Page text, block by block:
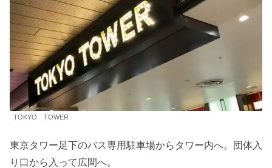
TOKYO TOWER
東京タワー足下のバス専用駐車場からタワー内へ。団体入
り口から入って広間へ。